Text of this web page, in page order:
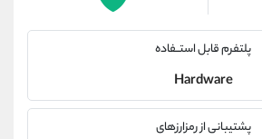
پلتفرم قابل استــفاده
Hardware
پشتیبانی از رمزارزهای